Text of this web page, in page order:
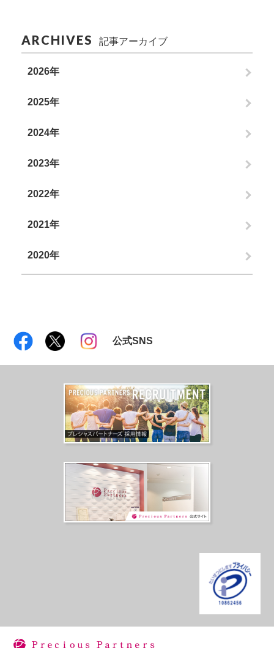
ARCHIVES 記事アーカイブ
2026年
2025年
2024年
2023年
2022年
2021年
2020年
公式SNS